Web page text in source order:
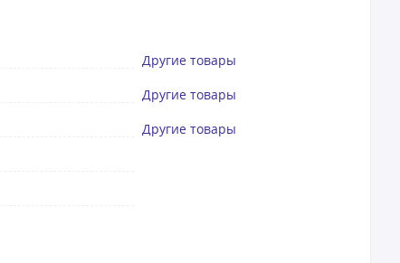
Другие товары
Другие товары
Другие товары